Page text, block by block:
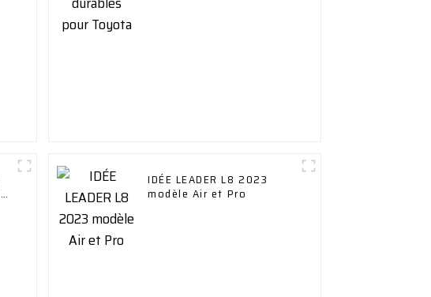
IDÉE LEADER L8 2023
modèle Air et Pro